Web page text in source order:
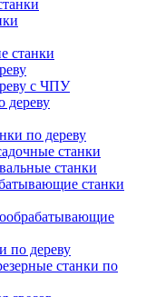
станки
с ЧПУ
дереву
по дереву
станки
станки
станки
по дереву
станки по